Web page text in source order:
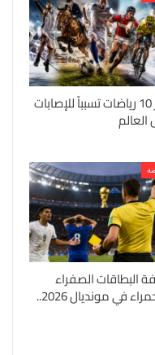
أكثر 10 رياضات تسبباً للإصابات
البطاقات الصفراء
في مونديال 2026..